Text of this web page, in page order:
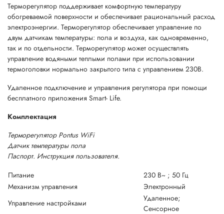
Терморегулятор поддерживает комфортную температуру
обогреваемой поверхности и обеспечивает рациональный расход
электроэнергии. Терморегулятор обеспечивает управление по
двум датчикам температуры: пола и воздуха, как одновременно,
так и по отдельности. Терморегулятор может осуществлять
управление водяными теплыми полами при использовании
термоголовки нормально закрытого типа с управлением 230В.
Удаленное подключение и управления регулятора при помощи
бесплатного приложения Smart- Life.
Комплектация
Терморегулятор Pontus WiFi
Датчик температуры пола
Паспорт. Инструкция пользователя.
Питание
230 В~ ; 50 Гц
Механизм управления
Электронный
Управление настройками
Удаленное;
Сенсорное